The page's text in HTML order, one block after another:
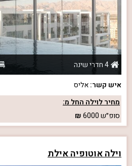
4 חדרי שינה
איש קשר:אליס
מחיר לוילה החל מ:
סופ״ש6000
וילה אוטופיה אילת